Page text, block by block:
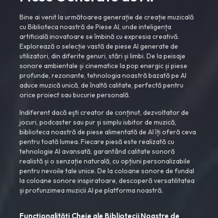
Bine ai venit la următoarea generație de creație muzicală
cu Biblioteca noastră de Piese AI, unde inteligența
artificială inovatoare se îmbină cu expresia creativă.
Explorează o selecție vastă de piese AI generate de
utilizatori, din diferite genuri, stări și limbi. De la peisaje
sonore ambientale și cinematice la pop energic și piese
profunde, rezonante, tehnologia noastră bazată pe AI
aduce muzică unică, de înaltă calitate, perfectă pentru
orice proiect sau bucurie personală.
Indiferent dacă ești creator de conținut, dezvoltator de
jocuri, podcaster sau pur și simplu iubitor de muzică,
biblioteca noastră de piese alimentată de AI îți oferă ceva
pentru toată lumea. Fiecare piesă este realizată cu
tehnologie AI avansată, garantând calitate sonoră
realistă și o senzație naturală, cu opțiuni personalizabile
pentru nevoile tale unice. De la coloane sonore de fundal
la coloane sonore inspiratoare, descoperă versatilitatea
și profunzimea muzicii AI pe platforma noastră.
Funcționalități Cheie ale Bibliotecii Noastre de